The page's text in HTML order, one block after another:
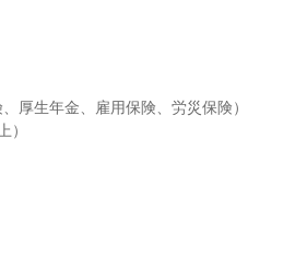
厚生年金、雇用保険、労災保険）
）